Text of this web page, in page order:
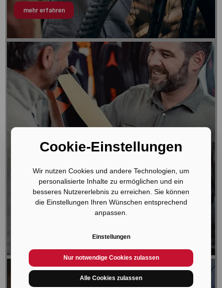
Cookie-Einstellungen
Wir nutzen Cookies und andere Technologien, um
personalisierte Inhalte zu ermöglichen und ein
besseres Nutzererlebnis zu erreichen. Sie können
die Einstellungen Ihren Wünschen entsprechend
anpassen.
Einstellungen
Nur notwendige Cookies zulassen
Alle Cookies zulassen
mehr erfahren